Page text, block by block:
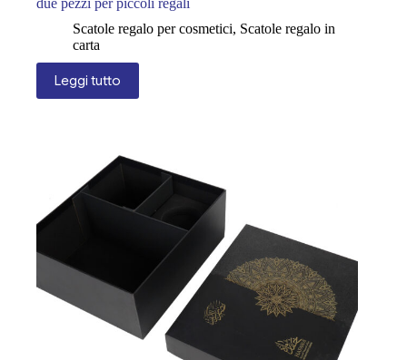
Scatole regalo per cosmetici, Scatole regalo in
carta
Leggi tutto